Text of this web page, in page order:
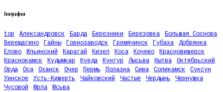
География
top Александровск Барда Березники Березовка
Большая Соснова
Верещагино
Гайны Горнозаводск Гремячинск Губаха
Добрянка
Елово
Ильинский Карагай Кизел Коса Кочево
Красновишерск
Краснокамск
Кудымкар Куеда Кунгур Лысьва Нытва
Октябрьский
Орда
Оса Оханск Очер Пермь Полазна Сива Соликамск
Суксун
Уинское
Усть-Кишерть Чайковский Частые Чердынь
Чернушка
Чусовой
Юрла Юсьва